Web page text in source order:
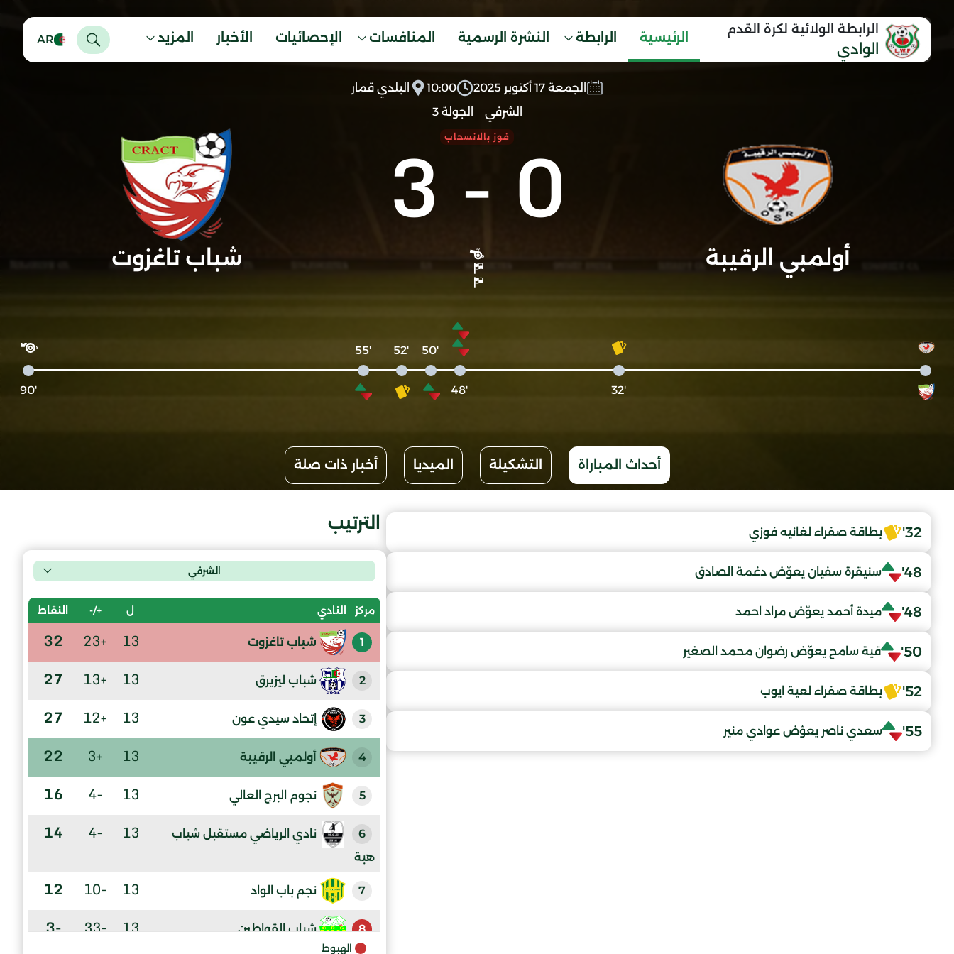
الرابطة الولائية لكرة القدم
الوادي
الرئيسية الرابطة النشرة الرسمية المنافسات الإحصائيات الأخبار المزيد AR
الجمعة 17 أكتوبر 2025 10:00
البلدي قمار
الشرفي
الجولة 3
أولمبي الرقيبة
0
-
3 فوز بالانسحاب
شباب تاغزوت
'32
'48
'50
'52
'55
'90
أحداث المباراة التشكيلة الميديا أخبار ذات صلة
32' بطاقة صفراء لغانيه فوزي
48' سنيقرة سفيان يعوّض دغمة الصادق
48' ميدة أحمد يعوّض مراد احمد
50' قية سامح يعوّض رضوان محمد الصغير
52' بطاقة صفراء لعية ايوب
55' سعدي ناصر يعوّض عوادي منير
الترتيب
الشرفي
مركز النادي ل +/- النقاط
1 شباب تاغزوت 13
+23
32
2 شباب ليزيرق 13
+13
27
3 إتحاد سيدي عون 13
+12
27
4 أولمبي الرقيبة 13
+3
22
5 نجوم البرج العالي 13
-4
16
6
نادي الرياضي مستقبل شباب
هبة
13
-4
14
7 نجم باب الواد 13
-10
12
8 شباب القواطين 13
-33
-3
الهبوط